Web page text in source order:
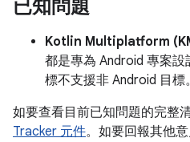
已知問題
Kotlin Multiplatform
都是專為 Android 專案設
標不支援非 Android 目標。
如要查看目前已知問題的完整
Tracker 元件。如要回報其他